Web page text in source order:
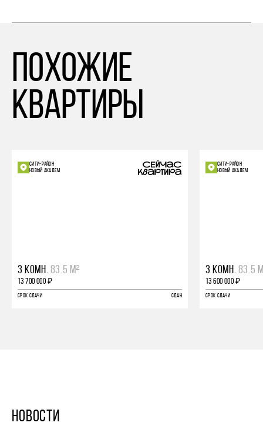
похожие
квартиры
СИТИ-РАЙОН
НОВЫЙ АКАДЕМ
3 КОМН. 83.5 М²
13 700 000 ₽
СРОК СДАЧИ СДАН
СИТИ-РАЙОН
НОВЫЙ АКАДЕМ
3 КОМН. 83.5
13 600 000 ₽
СРОК СДАЧИ
НОВОСТИ